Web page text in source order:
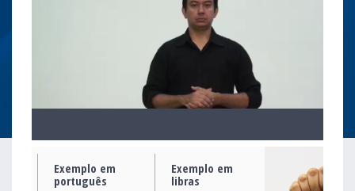
Exemplo em
português
Exemplo em
libras